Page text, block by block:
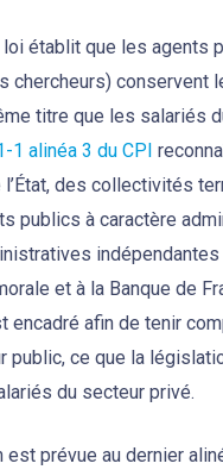
loi établit que les agents
chercheurs) conservent
titre que les salariés
1 alinéa 3 du CPI
l’État, des collectivités
publics à caractère
et à la Banque de
encadré afin de tenir
public, ce que la
du secteur privé.
est prévue au dernier